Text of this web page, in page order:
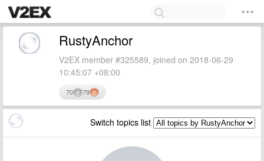
RustyAnchor
V2EX member #325589, joined on 2018-06-29
10:45:07 +08:00
70 79
Switch topics list